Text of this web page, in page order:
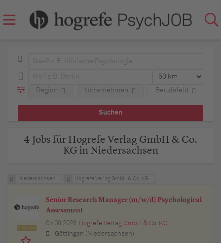
Berufsfeld
Region Unternehmen
4 Jobs für Hogrefe Verlag GmbH & Co.
KG in Niedersachsen
Niedersachsen Hogrefe Verlag GmbH & Co. KG
Senior Research Manager (m/w/d) Psychological
Assessment
05.08.2026, Hogrefe Verlag GmbH & Co. KG
Göttingen (Niedersachsen)